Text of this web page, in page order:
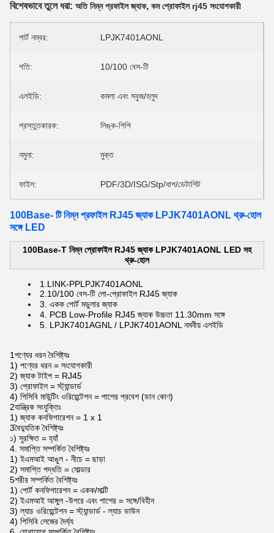
বিশেষভাবে তুলে ধরা: অতি নিম্ন প্রফাইল জ্যাক, কম প্রোফাইল rj45 সংযোগকারী
পার্ট নম্বর: LPJK7401AONL
গতি: 10/100 বেস-টি
এলইডি: কমলা এবং সবুজ/হলুদ
প্রস্তুতকারক: লিঙ্ক-পিপি
নমুনা: মুক্ত
ফাইল: PDF/3D/ISG/Stp/ধাপ/ডেটাশিট
100Base- টি নিম্ন প্রফাইল RJ45 জ্যাক LPJK7401AONL থ্রু-হোল
সঙ্গে LED
100Base-T নিম্ন প্রোফাইল RJ45 জ্যাক LPJK7401AONL LED সহ
থ্রু-হোল
1.LINK-PPLPJK7401AONL
2. 10/100 বেস-টি লো-প্রোফাইল RJ45 জ্যাক
3. একক পোর্ট মডুলার জ্যাক
4. PCB Low-Profile RJ45 জ্যাক উচ্চতা 11.30mm সঙ্গে
5. LPJK7401AGNL / LPJK7401AONL নমনীয় এলইডি
1পণ্যের ধরন বৈশিষ্ট্যঃ
1) পণ্যের ধরন = সংযোগকারী
2) জ্যাক টাইপ = RJ45
3) প্রোফাইল = স্ট্যান্ডার্ড
4) পিসিবি মাউন্টিং ওরিয়েন্টেশন = পাশের প্রবেশ (ডান কোণ)
2যান্ত্রিক সংযুক্তিঃ
1) জ্যাক কনফিগারেশন = 1 x 1
3বৈদ্যুতিক বৈশিষ্ট্যঃ
১) সুরক্ষিত = হ্যাঁ
4. সমাপ্তি সম্পর্কিত বৈশিষ্ট্যঃ
1) ইএমআই আঙুল - নীচে = ছাড়া
2) সমাপ্তি পদ্ধতি = সোল্ডার
5শরীর সম্পর্কিত বৈশিষ্ট্যঃ
1) পোর্ট কনফিগারেশন = একক/মাল্টি
2) ইএমআই আঙ্গুল -উপরে এবং পাশের = সঙ্গে/বিহীন
3) ল্যাচ ওরিয়েন্টেশন = স্ট্যান্ডার্ড - ল্যাচ ডাউন
4) পিসিবি লেজের দৈর্ঘ্য